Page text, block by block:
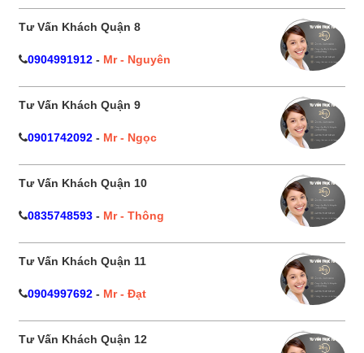
Tư Vấn Khách Quận 8
0904991912 - Mr - Nguyên
Tư Vấn Khách Quận 9
0901742092 - Mr - Ngọc
Tư Vấn Khách Quận 10
0835748593 - Mr - Thông
Tư Vấn Khách Quận 11
0904997692 - Mr - Đạt
Tư Vấn Khách Quận 12